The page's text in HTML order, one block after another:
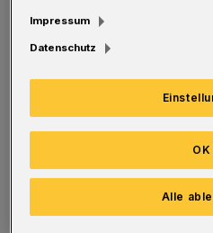
Die kostenlosen Tickets
gebucht
oder im Shop muss
Tagesticket für zwölf
Impressum
Datenschutz
Alle
OK